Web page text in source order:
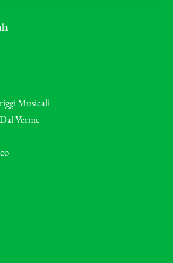
Musicali
Verme